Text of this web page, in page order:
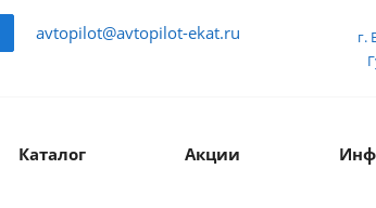
avtopilot@avtopilot-ekat.ru
г.
Каталог Акции